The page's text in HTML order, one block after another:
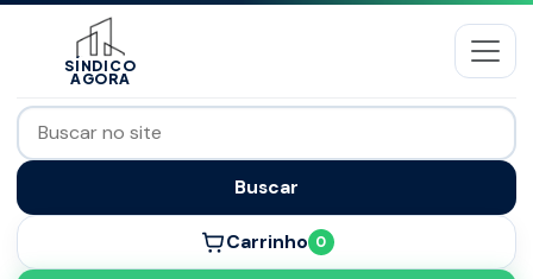
SÍNDICO
AGORA
Buscar
Carrinho 0